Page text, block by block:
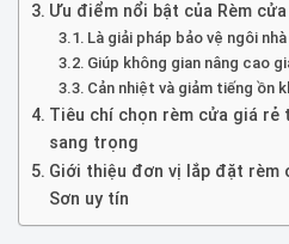
Ưu điểm nổi bật của Rèm
Là giải pháp bảo vệ ngôi
Giúp không gian nâng cao
Cản nhiệt và giảm tiếng ồn
Tiêu chí chọn rèm cửa giá rẻ
sang trọng
Giới thiệu đơn vị lắp đặt rèm
Sơn uy tín